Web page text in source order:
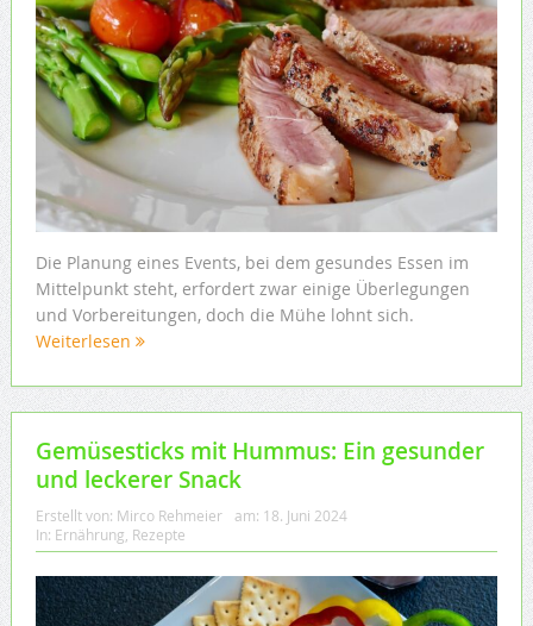
Die Planung eines Events, bei dem gesundes Essen im
Mittelpunkt steht, erfordert zwar einige Überlegungen
und Vorbereitungen, doch die Mühe lohnt sich.
Weiterlesen
Gemüsesticks mit Hummus: Ein gesunder
und leckerer Snack
Erstellt von: Mirco Rehmeier am: 18. Juni 2024
In: Ernährung Rezepte